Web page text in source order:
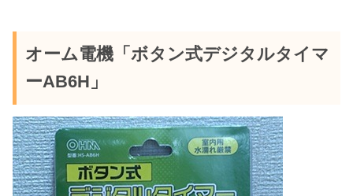
オーム電機「ボタン式デジタルタイマ
ーAB6H」